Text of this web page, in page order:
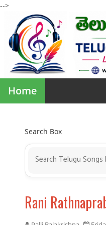
-->
Home
Search Box
Rani